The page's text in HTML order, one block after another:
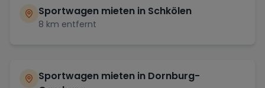
Sportwagen mieten in Schkölen
8 km entfernt
Sportwagen mieten in Dornburg-